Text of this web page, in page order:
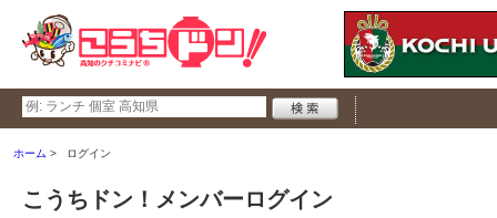
ホーム ログイン
こうちドン！メンバーログイン